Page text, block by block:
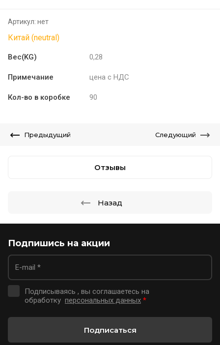
Артикул: нет
Китай (neutral)
Вес(KG) 0,28
Примечание цена с НДС
Кол-во в коробке 90
Предыдущий Следующий
Отзывы
Назад
Подпишись на акции
Подписываясь , вы соглашаетесь на
обработку персональных данных *
Подписаться